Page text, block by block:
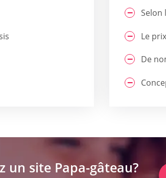
Selon
Le
De
un site Papa-gâteau?